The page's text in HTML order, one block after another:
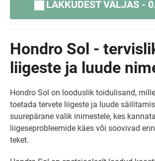
LAKKUDEST VÄLJAS -
Hondro Sol -
liigeste ja luude
Hondro Sol on looduslik toidulisand,
toetada tervete liigeste ja luude
suurepärane valik inimestele, kes
liigeseprobleemide käes või soovivad
teket.